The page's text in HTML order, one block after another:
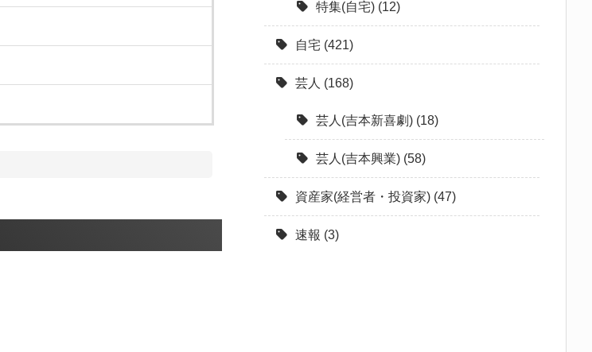
特集(自宅) (12)
自宅 (421)
芸人 (168)
芸人(吉本新喜劇) (18)
芸人(吉本興業) (58)
資産家(経営者・投資家) (47)
速報 (3)